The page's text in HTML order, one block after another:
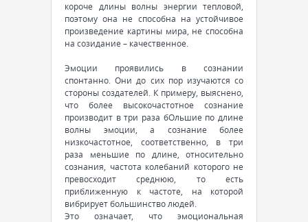
короче длины волны энергии тепловой,
поэтому она не способна на устойчивое
произведение картины мира, не способна
на созидание – качественное.
Эмоции проявились в сознании
спонтанно. Они до сих пор изучаются со
стороны создателей. К примеру, выяснено,
что более высокочастотное сознание
производит в три раза бОльшие по длине
волны эмоции, а сознание более
низкочастотное, соответственно, в три
раза меньшие по длине, относительно
сознания, частота колебаний которого не
превосходит среднюю, то есть
приближенную к частоте, на которой
вибрирует большинство людей.
Это означает, что эмоциональная